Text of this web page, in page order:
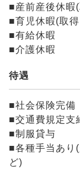
■産前産後休暇
■育児休暇(取
■有給休暇
■介護休暇
待遇
■社会保険完備
■交通費規定支
■制服貸与
■各種手当あり
ど)